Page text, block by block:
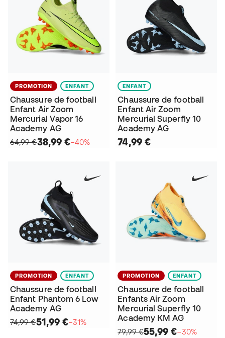
PROMOTION ENFANT
Chaussure de football
Enfant Air Zoom
Mercurial Vapor 16
Academy AG
64,99 €38,99 €−40%
ENFANT
Chaussure de football
Enfant Air Zoom
Mercurial Superfly 10
Academy AG
74,99 €
PROMOTION ENFANT
Chaussure de football
Enfant Phantom 6 Low
Academy AG
74,99 €51,99 €−31%
PROMOTION ENFANT
Chaussure de football
Enfants Air Zoom
Mercurial Superfly 10
Academy KM AG
79,99 €55,99 €−30%